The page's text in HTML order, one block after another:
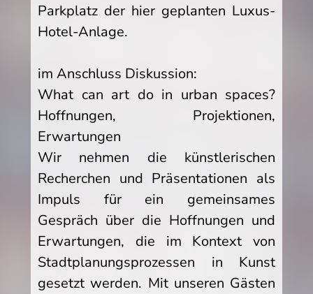
Parkplatz der hier geplanten Luxus-
Hotel-Anlage.
im Anschluss Diskussion:
What can art do in urban spaces?
Hoffnungen, Projektionen,
Erwartungen
Wir nehmen die künstlerischen
Recherchen und Präsentationen als
Impuls für ein gemeinsames
Gespräch über die Hoffnungen und
Erwartungen, die im Kontext von
Stadtplanungsprozessen in Kunst
gesetzt werden. Mit unseren Gästen